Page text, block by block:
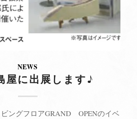
NEWS
屋に出展します♪
ングフロアGRAND OPENのイベ